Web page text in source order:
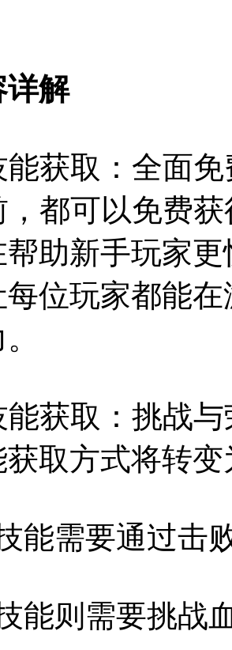
详解
能获取：全面
，都可以免费
助新手玩家
每位玩家都能
能获取：挑战
获取方式将转
能需要通过击
能则需要挑战